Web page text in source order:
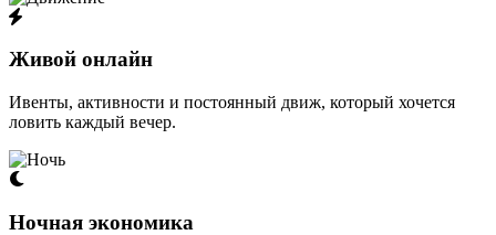
Живой онлайн
Ивенты, активности и постоянный движ, который хочется
ловить каждый вечер.
Ночная экономика